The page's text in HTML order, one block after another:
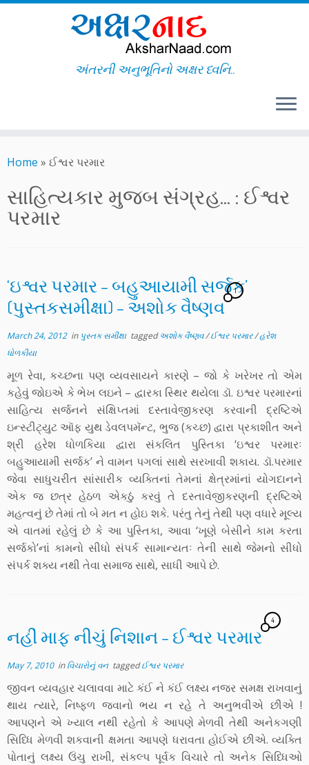
to
અંતરની અનુભૂતિનો અક્ષર ધ્વનિ..
Home » ઈશ્વર પરમાર
સાહિત્યકાર મુજબ સંગ્રહ... : ઈશ્વર
પરમાર
‘ઇશ્વર પરમાર – બહુઆયામી સર્જક’
(પુસ્તકસમીક્ષા) – અશોક વૈષ્ણવ
1
March 24, 2012in પુસ્તક સમીક્ષા taggedઅશોક વૈષ્ણવ/ઈશ્વર પરમાર/હરેશ
ધોળકીયા
મૂળ રેવા, કચ્છના પણ વ્યવસાયને કારણે – જો કે ખરેખર તો એમ
કહેવું જોઇએ કે ભેખ લઇને – દ્વારકા સ્થિર થયેલા ડૉ. ઇશ્વર પરમારનાં
સાહિત્ય સર્જનને સંક્ષિપ્તમાં દસ્તાવેજીકરણ કરવાની દ્રષ્ટિએ
ઇન્સ્ટીટ્યુટ ઑફ યુથ ડેવલપમૅન્ટ, ભુજ (કચ્છ) દ્વારા પ્રકાશીત અને
શ્રી હરેશ ધોળકિયા દ્વારા સંકલિત પુસ્તિકા ‘ઇશ્વર પરમારઃ
બહુઆયામી સર્જક’ ને વામન પગલાં સાથે સરખાવી શકાય. ડૉ.પરમાર
જેવા સાધુચરીત સાંસારીક વ્યક્તિનાં તેમનાં ક્ષેત્રમાંનાં યોગદાનને
એક જ છત્ર હેઠળ એકઠું કરવું તે દસ્તાવેજીકરણની દ્રષ્ટિએ
મહત્વનું છે તેમાં તો બે મત ન હોઇ શકે. પરંતુ તેનું તેથી પણ વધારે મૂલ્ય
એ વાતમાં રહેલું છે કે આ પુસ્તિકા, આવા ‘ખૂણે બેસીને કામ કરતા
સર્જકો’નાં કામનો સીધો સંપર્ક સામાન્યતઃ તેની સાથે જેમનો સીધો
સંપર્ક શક્ય નથી તેવા સમાજ સાથે, સાધી આપે છે.
નહીં માફ નીચું નિશાન – ઈશ્વર પરમાર
4
May 7, 2010inવિચારોનું વન taggedઈશ્વર પરમાર
જીવન વ્યવહાર ચલાવવા માટે કંઈ ને કંઈ લક્ષ્ય નજર સમક્ષ રાખવાનું
થાય ત્યારે, નિષ્ફળ જવાનો ભય ન રહે તે અનુભવીએ છીએ !
આપણને એ ખ્યાલ નથી રહેતો કે આપણે મેળવી તેથી અનેકગણી
સિધ્ધિ મેળવી શકવાની ક્ષમતા આપણે ધરાવતા હોઈએ છીએ. વ્યક્તિ
પોતાનું લક્ષ્ય ઉંચુ રાખી, સંકલ્પ પૂર્વક વિચારે તો અનેક સિધ્ધિઓ